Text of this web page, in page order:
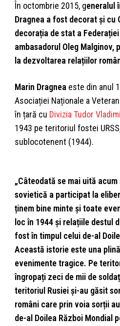
În octombrie 2015, generalul
Dragnea a fost decorat și cu
decorația de stat a
ambasadorul Oleg
la dezvoltarea relațiilor
Marin Dragnea este din anul
Asociației Naționale a
în țară cu Divizia Tudor
1943 pe teritoriul fostei
sublocotenent (1944).
„Câteodată se mai uită
sovietică a participat la
ținem bine minte și toate
loc în 1944 și relațiile destul
fost în timpul celui de-al
Această istorie este una
evenimente tragice. Pe
îngropați zeci de mii de
teritoriul Rusiei și-au găsit
români care prin voia sorții
de-al Doilea Război Mondial